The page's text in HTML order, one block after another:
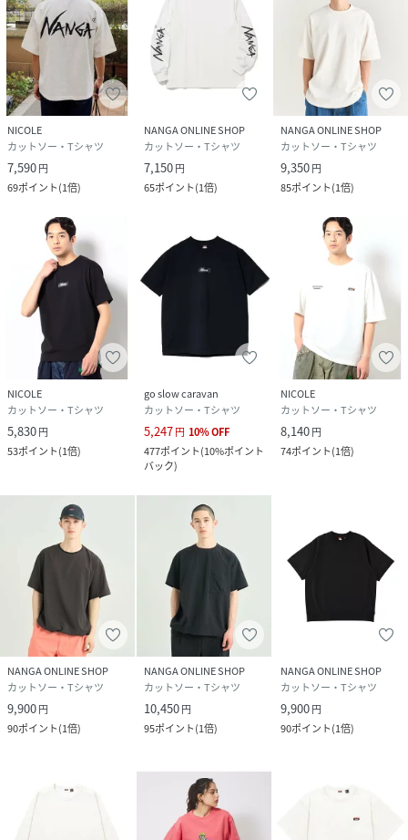
NICOLE
カットソー・Tシャツ
7,590円
69ポイント(1倍)
NANGA ONLINE SHOP
カットソー・Tシャツ
7,150円
65ポイント(1倍)
NANGA ONLINE SHOP
カットソー・Tシャツ
9,350円
85ポイント(1倍)
NICOLE
カットソー・Tシャツ
5,830円
53ポイント(1倍)
go slow caravan
カットソー・Tシャツ
5,247円 10%OFF
477ポイント(10%ポイント
バック)
NICOLE
カットソー・Tシャツ
8,140円
74ポイント(1倍)
NANGA ONLINE SHOP
カットソー・Tシャツ
9,900円
90ポイント(1倍)
NANGA ONLINE SHOP
カットソー・Tシャツ
10,450円
95ポイント(1倍)
NANGA ONLINE SHOP
カットソー・Tシャツ
9,900円
90ポイント(1倍)